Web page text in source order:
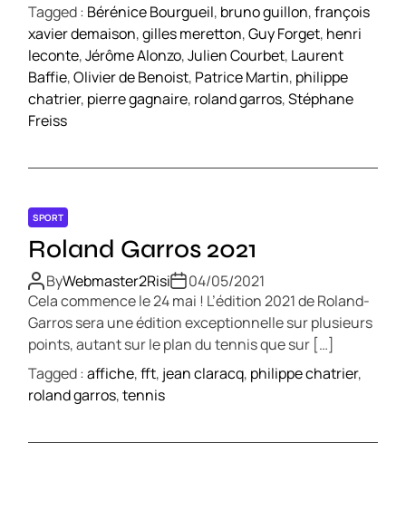
Tagged : Bérénice Bourgueil, bruno guillon,françois
xavier demaison,gilles meretton,Guy Forget, henri
leconte,Jérôme Alonzo,Julien Courbet, Laurent
Baffie,Olivier de Benoist, Patrice Martin, philippe
chatrier, pierre gagnaire, roland garros,Stéphane
Freiss
SPORT
Roland Garros 2021
ByWebmaster2Risi
04/05/2021
Cela commence le 24 mai ! L’édition 2021 de Roland-
Garros sera une édition exceptionnelle sur plusieurs
points, autant sur le plan du tennis que sur […]
Tagged :affiche,fft, jean claracq, philippe chatrier,
roland garros,tennis